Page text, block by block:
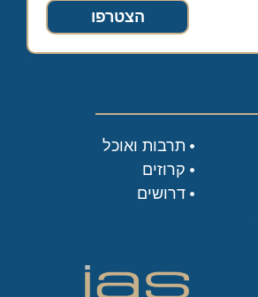
הצטרפו
תרבות ואוכל
קרוזים
דרושים